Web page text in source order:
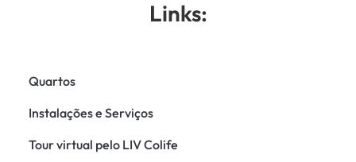
Links:
Quartos
Instalações e Serviços
Tour virtual pelo LIV Colife